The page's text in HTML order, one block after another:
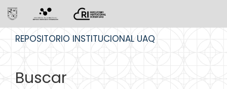
REPOSITORIO INSTITUCIONAL UAQ
Buscar